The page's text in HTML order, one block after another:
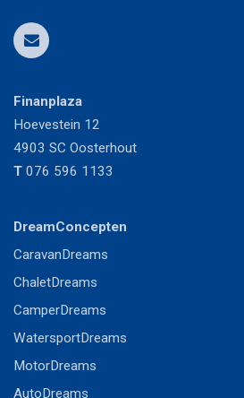
Finanplaza
Hoevestein 12
4903 SC Oosterhout
T 076 596 1133
DreamConcepten
CaravanDreams
ChaletDreams
CamperDreams
WatersportDreams
MotorDreams
AutoDreams